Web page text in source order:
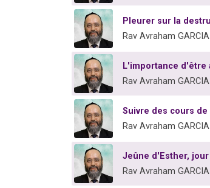
Pleurer sur la
Rav Avraham
L'importance
Rav Avraham
Suivre des cours
Rav Avraham
Jeûne d'Esther,
Rav Avraham